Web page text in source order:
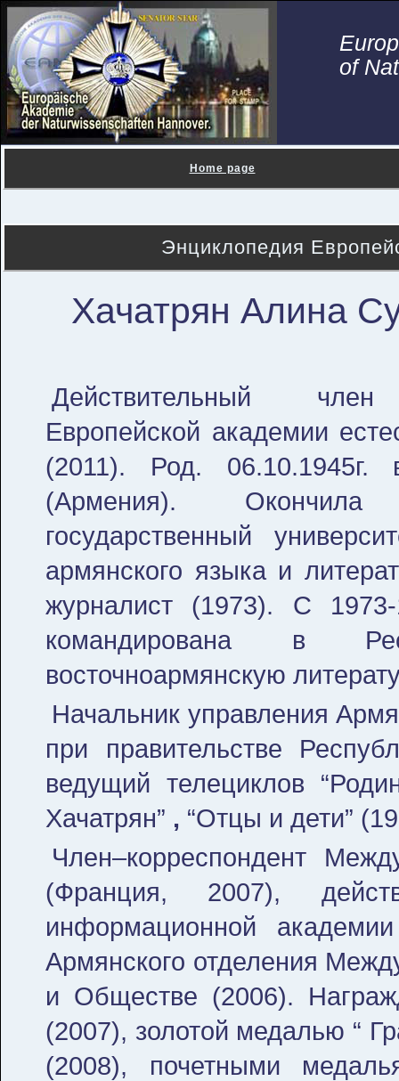
of
Home page
Энциклопедия
Хачатрян Алина
Действительный
Европейской академии
(2011). Род. 06.10.1945г.
(Армения). Окончила
государственный
армянского языка и
журналист (1973). С
командирована в
восточноармянскую
Начальник управления
при правительстве
ведущий телециклов
Хачатрян” , “Отцы и дети”
Член–корреспондент
(Франция, 2007),
информационной
Армянского отделения
и Обществе (2006).
(2007), золотой медалью “
(2008), почетными